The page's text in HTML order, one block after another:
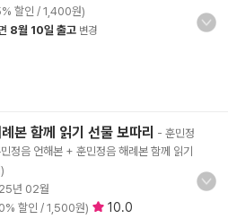
할인 / 1,400원)
8월 10일 출고 변경
본 함께 읽기 선물 보따리 - 훈민정
정음 언해본 + 훈민정음 해례본 함께 읽기
년 02월
할인 / 1,500원)
10.0